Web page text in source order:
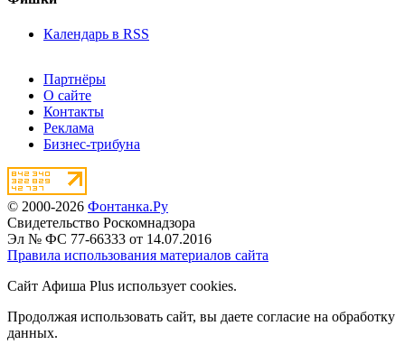
Календарь в RSS
Партнёры
О сайте
Контакты
Реклама
Бизнес-трибуна
© 2000-2026 Фонтанка.Ру
Свидетельство Роскомнадзора
Эл № ФС 77-66333 от 14.07.2016
Правила использования материалов сайта
Сайт Афиша Plus использует cookies.
Продолжая использовать сайт, вы даете согласие на обработку
данных.